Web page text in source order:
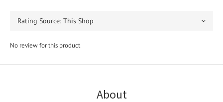
No review for this product
About